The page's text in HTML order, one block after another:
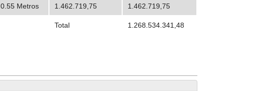
0.55 Metros 1.462.719,75 1.462.719,75
Total 1.268.534.341,48